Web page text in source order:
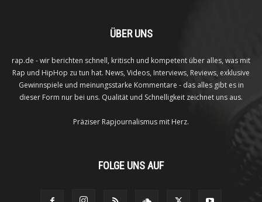
ÜBER UNS
rap.de - wir berichten schnell, kritisch und kompetent über alles, was mit
Rap und HipHop zu tun hat. News, Videos, Interviews, Reviews, exklusive
Gewinnspiele und meinungsstarke Kommentare - das alles gibt es in
dieser Form nur bei uns. Qualität und Schnelligkeit zeichnet uns aus.
Präziser Rapjournalismus mit Herz.
FOLGE UNS AUF